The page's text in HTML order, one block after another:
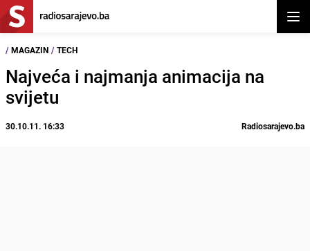
/ MAGAZIN / TECH
Najveća i najmanja animacija na
svijetu
30.10.11. 16:33 Radiosarajevo.ba